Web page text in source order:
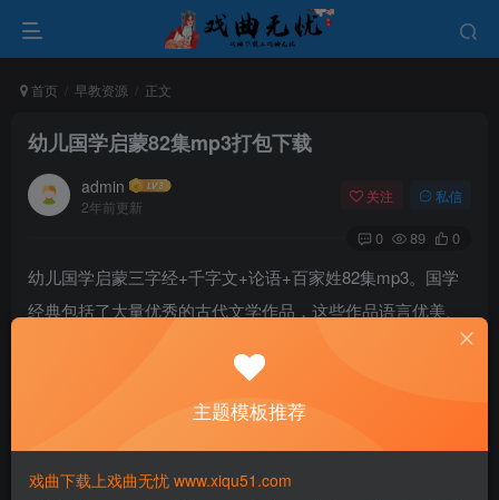
首页 早教资源 正文
幼儿国学启蒙82集mp3打包下载
admin
2年前更新
关注 私信
0 89 0
幼儿国学启蒙三字经+千字文+论语+百家姓82集mp3。国学
经典包括了大量优秀的古代文学作品，这些作品语言优美、
意蕴深远，通过学习国学，儿童可以提升语言表达能力和文
字理解能力。同时，国学经典中蕴含着丰富的哲学思想，可
以启发儿童的思维，培养他们的逻辑思维能力和创造性思维
主题模板推荐
戏曲下载上戏曲无忧 www.xiqu51.com